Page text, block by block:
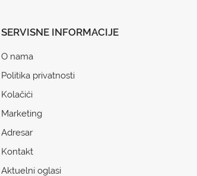
SERVISNE INFORMACIJE
O nama
Politika privatnosti
Kolačići
Marketing
Adresar
Kontakt
Aktuelni oglasi